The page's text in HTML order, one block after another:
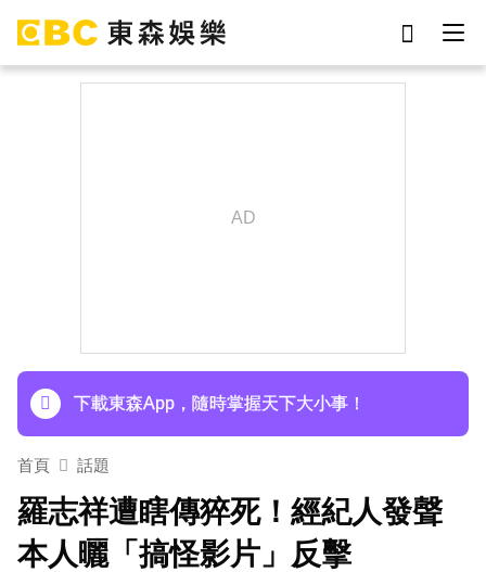
下載東森App，隨時掌握天下大小事！
首頁 話題
羅志祥遭瞎傳猝死！經紀人發聲
本人曬「搞怪影片」反擊